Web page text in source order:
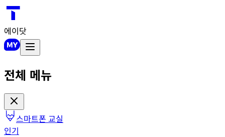
에이닷
전체 메뉴
스마트폰 교실
인기